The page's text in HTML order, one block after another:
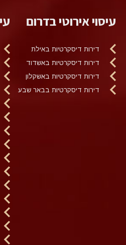
עיסוי אירוטי בדרום
דירות דיסקרטיות באילת
דירות דיסקרטיות באשדוד
דירות דיסקרטיות באשקלון
דירות דיסקרטיות בבאר שבע